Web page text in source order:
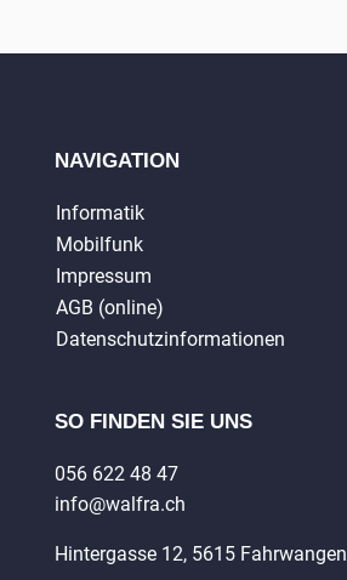
NAVIGATION
Informatik
Mobilfunk
Impressum
AGB (online)
Datenschutzinformationen
SO FINDEN SIE UNS
056 622 48 47
info@walfra.ch
Hintergasse 12, 5615 Fahrwangen